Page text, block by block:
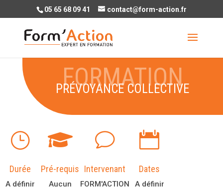
05 65 68 09 41 contact@form-action.fr
PRÉVOYANCE COLLECTIVE
}
Durée
A définir

Pré-requis
Aucun
v
Intervenant
FORM'ACTION

Dates
A définir